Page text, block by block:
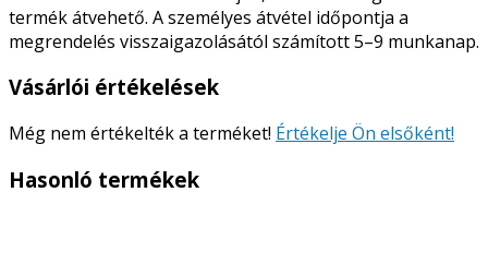
termék átvehető. A személyes átvétel időpontja a
megrendelés visszaigazolásától számított 5–9 munkanap.
Vásárlói értékelések
Még nem értékelték a terméket! Értékelje Ön elsőként!
Hasonló termékek